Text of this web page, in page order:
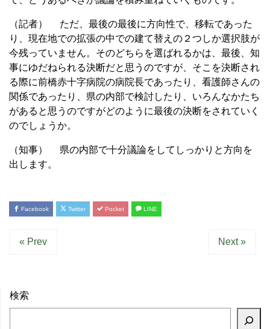
（記者） ただ、最後の最後に方向性で、移転であった
り、現在地での拡張の中での建て替えの２つしか選択肢が
今残っていません。そのどちらを選ばれるかは、最後、知
事にゆだねられる決断だと思うのですが、そこを決断され
る際に前橋赤十字病院の病院長であったり、看護師さんの
関係であったり、県の内部で検討したり、いろんなかたち
があると思うのですがどのように最後の決断をされていく
のでしょうか。
（知事） 県の内部で十分議論をしてしっかりと方向を
出します。
Facebook Twitter Pocket LINE
« Prev Next »
検索